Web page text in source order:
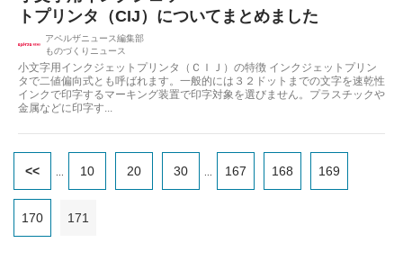
トプリンタ（CIJ）についてまとめました
アペルザニュース編集部
ものづくりニュース
小文字用インクジェットプリンタ（ＣＩＪ）の特徴 インクジェットプリン
タで二値偏向式とも呼ばれます。一般的には３２ドットまでの文字を速乾性
インクで印字するマーキング装置で印字対象を選びません。プラスチックや
金属などに印字す...
<< 10 20 30 167 168 169
170 171